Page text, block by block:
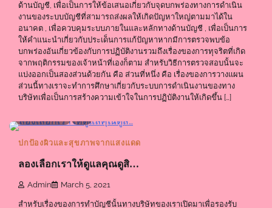
ด้านบัญชี, เพื่อเป็นการให้ข้อเสนอเกี่ยวกับจุดบกพร่องทางการดำเนิน
งานของระบบบัญชีที่สามารถส่งผลให้เกิดปัญหาใหญ่ตามมาได้ใน
อนาคต , เพื่อควบคุมระบบภายในและหลักทางด้านบัญชี , เพื่อเป็นการ
ให้คำแนะนำเกี่ยวกับประเด็นการแก้ปัญหาหากมีการตรวจพบข้อ
บกพร่องอันเกี่ยวข้องกับการปฏิบัติงานรวมถึงเรื่องของการทุจริตที่เกิด
จากพฤติกรรมของเจ้าหน้าที่เองก็ตาม สำหรับวิธีการตรวจสอบนั้นจะ
แบ่งออกเป็นสองส่วนด้วยกัน คือ ส่วนที่หนึ่ง คือ เรื่องของการวางแผน
ส่วนนี้ทางเราจะทำการศึกษาเกี่ยวกับระบบการดำเนินงานของทาง
บริษัทเพื่อเป็นการสร้างความเข้าใจในการปฏิบัติงานให้เกิดขึ้น […]
ปกป้องผิวและสุขภาพจากแสงแดด
ลองเลือกเราให้ดูแลคุณดูสิ…
Admin March 5, 2021
สำหรับเรื่องของการทำบัญชีนั้นทางบริษัทของเราเปิดมาเพื่อรองรับ